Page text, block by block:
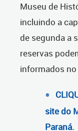
Museu de
incluindo a
de segunda a
reservas
informados
site do
Paraná.